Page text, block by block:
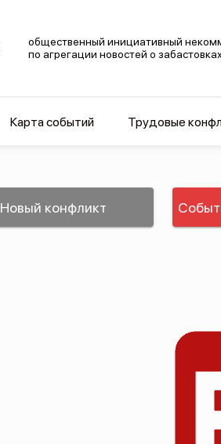
общественный инициативный
по агрегации новостей о
Карта событий Трудовые
Новый конфликт